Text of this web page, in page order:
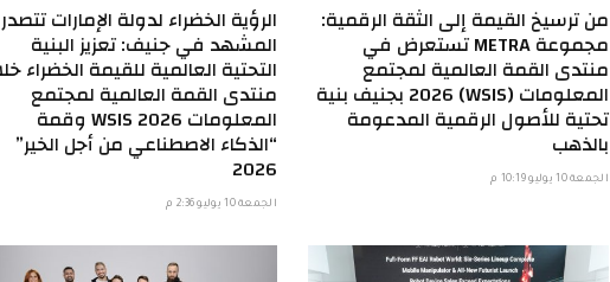
من ترسيخ القيمة إلى الثقة الرقمية:
مجموعة METRA تستعرض في
منتدى القمة العالمية لمجتمع
المعلومات (WSIS) 2026 بجنيف بنية
تحتية للأصول الرقمية المدعومة
بالذهب
الجمعة 10 يوليو 10:19 م
الرؤية الخضراء لدولة الإمارات تتصدر
المشهد في جنيف: تعزيز البنية
التحتية العالمية للقيمة الخضراء
منتدى القمة العالمية لمجتمع
المعلومات WSIS 2026 وقمة
“الذكاء الاصطناعي من أجل الخير”
2026
الجمعة 10 يوليو 2:36 م